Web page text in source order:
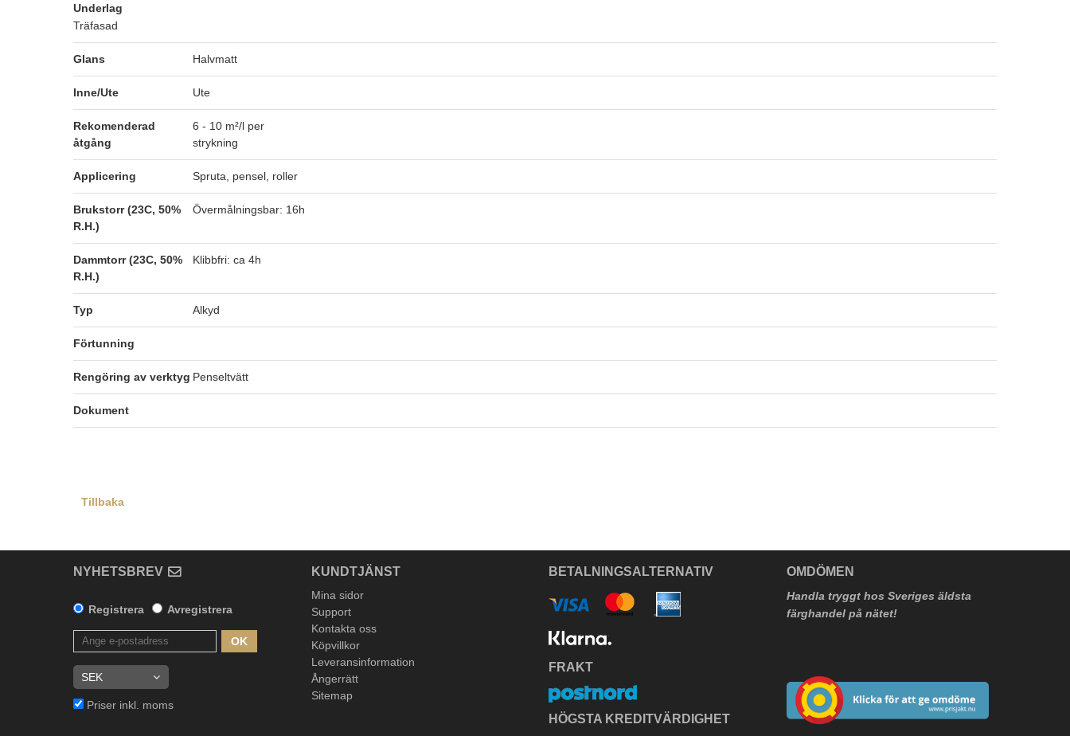
Underlag
Träfasad
Glans Halvmatt
Inne/Ute Ute
Rekomenderad
åtgång
6 - 10 m²/l per
strykning
Applicering Spruta, pensel, roller
Brukstorr (23C, 50%
R.H.)
Övermålningsbar: 16h
Dammtorr (23C, 50%
R.H.)
Klibbfri: ca 4h
Typ Alkyd
Förtunning
Rengöring av verktyg Penseltvätt
Dokument
Tillbaka
NYHETSBREV
Registrera Avregistrera
OK
Priser inkl. moms
KUNDTJÄNST
Mina sidor
Support
Kontakta oss
Köpvillkor
Leveransinformation
Ångerrätt
Sitemap
BETALNINGSALTERNATIV
FRAKT
HÖGSTA KREDITVÄRDIGHET
OMDÖMEN
Handla tryggt hos Sveriges äldsta
färghandel på nätet!